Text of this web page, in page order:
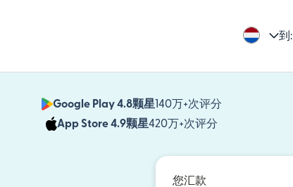
到:
Google Play 4.8颗星140万+次评分
App Store 4.9颗星420万+次评分
您汇款